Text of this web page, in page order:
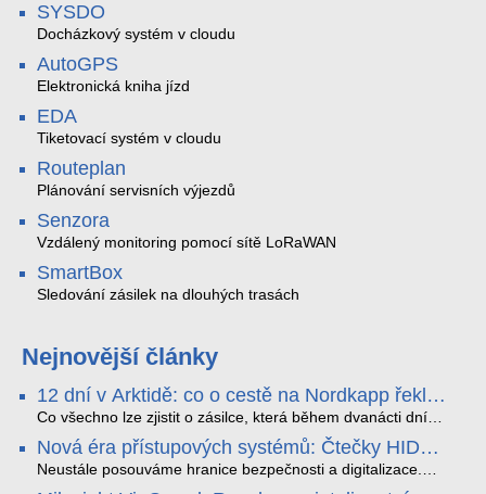
SYSDO
Docházkový systém v cloudu
AutoGPS
Elektronická kniha jízd
EDA
Tiketovací systém v cloudu
Routeplan
Plánování servisních výjezdů
Senzora
Vzdálený monitoring pomocí sítě LoRaWAN
SmartBox
Sledování zásilek na dlouhých trasách
Nejnovější články
12 dní v Arktidě: co o cestě na Nordkapp řekla
data ze SMARTBOX 2 MAX
Co všechno lze zjistit o zásilce, která během dvanácti dní
projede Arktidou? SMARTBOX 2 MAX jsme vzali na trasu z
Tromsø přes Lofoty, Kirunu a finské Laponsko až na
Nordkapp. Bez jediného dobití, v mrazu až −13 °C a mimo
Nová éra přístupových systémů: Čtečky HID
Signo
Neustále posouváme hranice bezpečnosti a digitalizace.